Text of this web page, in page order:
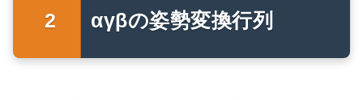
αγβの姿勢変換行列